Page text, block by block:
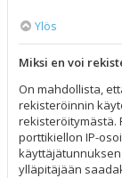
Ylös
Miksi en voi
On mahdollista,
rekisteröinnin
rekisteröitymästä.
porttikiellon IP-
ylläpitäjään